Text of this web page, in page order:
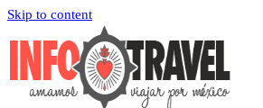
Skip to content